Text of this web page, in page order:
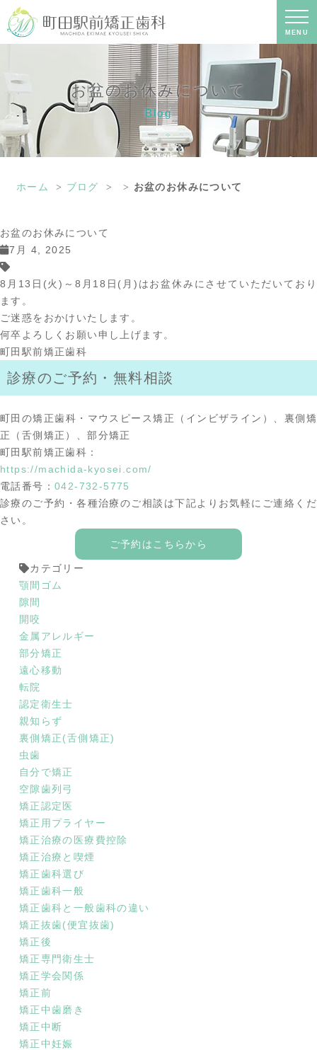
MENU
お盆のお休みについて｜町田の矯正歯
科専門の歯科医院｜土日診療-町田駅前
矯正歯科
お盆のお休みについて
Blog
ホーム ブログ お盆のお休みについて
お盆のお休みについて
7月 4, 2025
8月13日(火)～8月18日(月)はお盆休みにさせていただいており
ます。
ご迷惑をおかけいたします。
何卒よろしくお願い申し上げます。
町田駅前矯正歯科
診療のご予約・無料相談
町田の矯正歯科・マウスピース矯正（インビザライン）、裏側矯
正（舌側矯正）、部分矯正
町田駅前矯正歯科：
https://machida-kyosei.com/
電話番号： 042-732-5775
診療のご予約・各種治療のご相談は下記よりお気軽にご連絡くだ
さい。
ご予約はこちらから
カテゴリー
顎間ゴム
隙間
開咬
金属アレルギー
部分矯正
遠心移動
転院
認定衛生士
親知らず
裏側矯正(舌側矯正)
虫歯
自分で矯正
空隙歯列弓
矯正認定医
矯正用プライヤー
矯正治療の医療費控除
矯正治療と喫煙
矯正歯科選び
矯正歯科一般
矯正歯科と一般歯科の違い
矯正抜歯(便宜抜歯)
矯正後
矯正専門衛生士
矯正学会関係
矯正前
矯正中歯磨き
矯正中断
矯正中妊娠